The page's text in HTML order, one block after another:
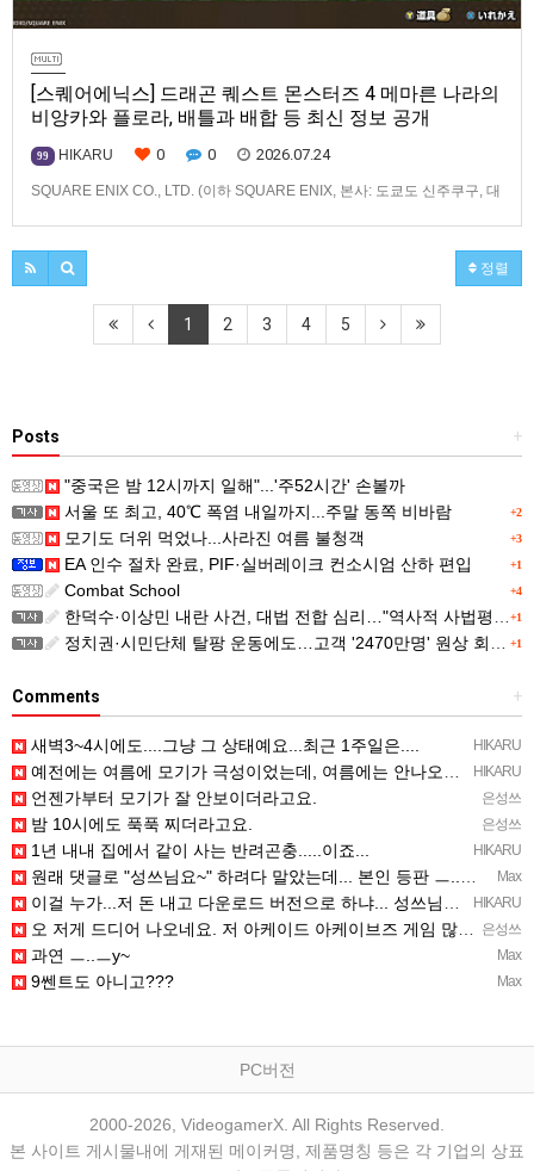
[스퀘어에닉스] 드래곤 퀘스트 몬스터즈 4 메마른 나라의
비앙카와 플로라, 배틀과 배합 등 최신 정보 공개
99 HIKARU 0 0 2026.07.24
SQUARE ENIX CO., LTD. (이하 SQUARE ENIX, 본사: 도쿄도 신주쿠구, 대
와 플로라』(대응 기종: Nintendo Switch™ 2/Nintendo
Switch™/PlayStation®…
정렬
1 2 3 4 5
+
Posts
"중국은 밤 12시까지 일해"...'주52시간' 손볼까
+2
서울 또 최고, 40℃ 폭염 내일까지...주말 동쪽 비바람
+3
모기도 더위 먹었나...사라진 여름 불청객
+1
EA 인수 절차 완료, PIF·실버레이크 컨소시엄 산하 편입
+4
Combat School
+1
한덕수·이상민 내란 사건, 대법 전합 심리…"역사적 사법평가"(종합)
+1
정치권·시민단체 탈팡 운동에도…고객 '2470만명' 원상 회복, "고물가에 돌팡"
+
Comments
HIKARU
새벽3~4시에도....그냥 그 상태예요...최근 1주일은....
HIKARU
예전에는 여름에 모기가 극성이었는데, 여름에는 안나오는 것 같은.....ㅎ ㅎ)
은성쓰
언젠가부터 모기가 잘 안보이더라고요.
은성쓰
밤 10시에도 푹푹 찌더라고요.
HIKARU
1년 내내 집에서 같이 사는 반려곤충.....이죠...
Max
원래 댓글로 "성쓰님요~" 하려다 말았는데... 본인 등판 ㅡ..ㅡy~
HIKARU
이걸 누가...저 돈 내고 다운로드 버전으로 하냐... 성쓰님이 계셨다!!!...
은성쓰
오 저게 드디어 나오네요. 저 아케이드 아케이브즈 게임 많이 샀는데요 ㅎㅎㅎ
Max
과연 ㅡ..ㅡy~
Max
9쎈트도 아니고???
PC버전
2000-2026, VideogamerX. All Rights Reserved.
본 사이트 게시물내에 게재된 메이커명, 제품명칭 등은 각 기업의 상표